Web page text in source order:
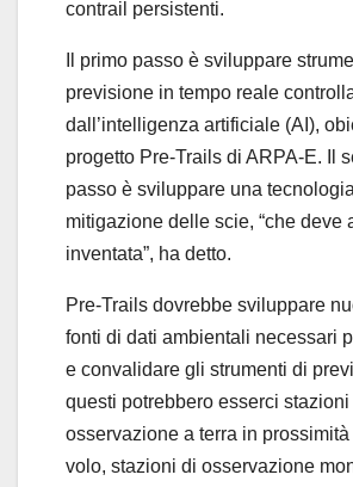
contrail persistenti.
Il primo passo è sviluppare
previsione in tempo reale
dall’intelligenza artificiale (AI),
progetto Pre-Trails di ARPA-E. Il
passo è sviluppare una
mitigazione delle scie, “che deve
inventata”, ha detto.
Pre-Trails dovrebbe sviluppare
fonti di dati ambientali necessari
e convalidare gli strumenti di
questi potrebbero esserci stazioni
osservazione a terra in
volo, stazioni di osservazione